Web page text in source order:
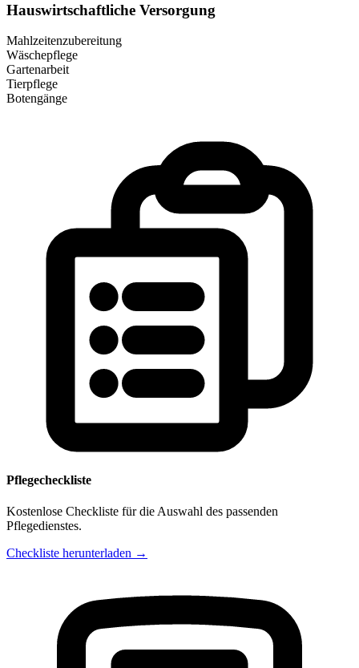
Hauswirtschaftliche Versorgung
Mahlzeitenzubereitung
Wäschepflege
Gartenarbeit
Tierpflege
Botengänge
Pflegecheckliste
Kostenlose Checkliste für die Auswahl des passenden
Pflegedienstes.
Checkliste herunterladen →